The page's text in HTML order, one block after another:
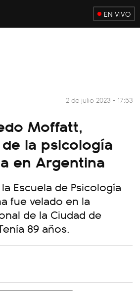
EN VIVO
2 de julio 2023 - 17:53
Moffatt,
la psicología
en Argentina
Escuela de Psicología
fue velado en la
de la Ciudad de
89 años.